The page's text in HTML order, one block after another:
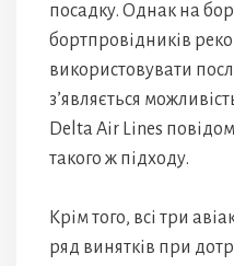
посадку. Однак на
бортпровідників
використовувати
з’являється
Delta Air Lines
такого ж підходу.
Крім того, всі три
ряд винятків при